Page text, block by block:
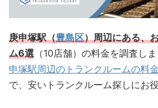
庚申塚駅（豊島区）周辺にある、
ム6選 （10店舗）の料金を調査し
申塚駅周辺のトランクルームの料
で、安いトランクルーム探しにお